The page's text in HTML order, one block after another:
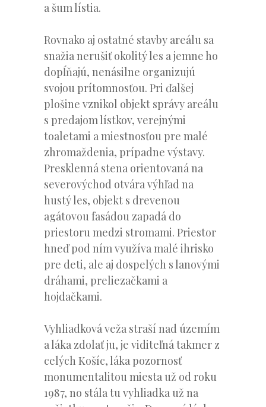
a šum lístia.
Rovnako aj ostatné stavby areálu sa
snažia nerušiť okolitý les a jemne ho
dopĺňajú, nenásilne organizujú
svojou prítomnosťou. Pri ďalšej
plošine vznikol objekt správy areálu
s predajom lístkov, verejnými
toaletami a miestnosťou pre malé
zhromaždenia, prípadne výstavy.
Presklenná stena orientovaná na
severovýchod otvára výhľad na
hustý les, objekt s drevenou
agátovou fasádou zapadá do
priestoru medzi stromami. Priestor
hneď pod ním využíva malé ihrisko
pre deti, ale aj dospelých s lanovými
dráhami, preliezačkami a
hojdačkami.
Vyhliadková veža straší nad územím
a láka zdolať ju, je viditeľná takmer z
celých Košíc, láka pozornosť
monumentalitou miesta už od roku
1987, no stála tu vyhliadka už na